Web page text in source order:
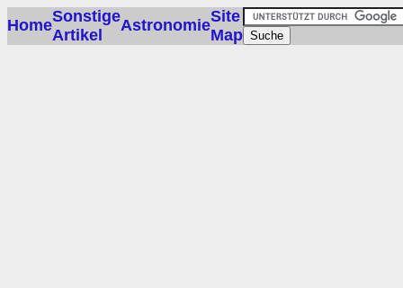
HomeSonstige
Artikel
AstronomieSite
Map